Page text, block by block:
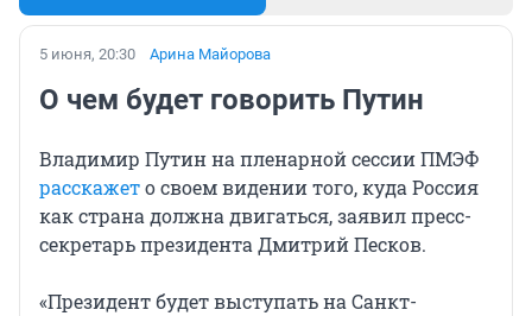
5 июня, 20:30 Арина Майорова
О чем будет говорить Путин
Владимир Путин на пленарной сессии ПМЭФ
расскажето своем видении того, куда Россия
как страна должна двигаться, заявил пресс-
секретарь президента Дмитрий Песков.
«Президент будет выступать на Санкт-